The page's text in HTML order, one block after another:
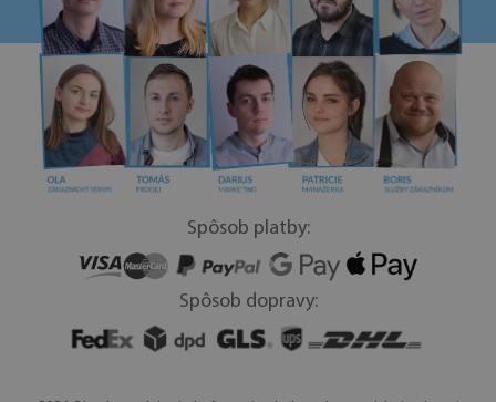
Spôsob platby:
Spôsob dopravy: